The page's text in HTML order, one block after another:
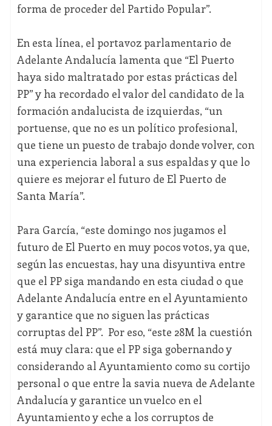
forma de proceder del Partido Popular”.
En esta línea, el portavoz parlamentario de
Adelante Andalucía lamenta que “El Puerto
haya sido maltratado por estas prácticas del
PP” y ha recordado el valor del candidato de la
formación andalucista de izquierdas, “un
portuense, que no es un político profesional,
que tiene un puesto de trabajo donde volver, con
una experiencia laboral a sus espaldas y que lo
quiere es mejorar el futuro de El Puerto de
Santa María”.
Para García, “este domingo nos jugamos el
futuro de El Puerto en muy pocos votos, ya que,
según las encuestas, hay una disyuntiva entre
que el PP siga mandando en esta ciudad o que
Adelante Andalucía entre en el Ayuntamiento
y garantice que no siguen las prácticas
corruptas del PP”. Por eso, “este 28M la cuestión
está muy clara: que el PP siga gobernando y
considerando al Ayuntamiento como su cortijo
personal o que entre la savia nueva de Adelante
Andalucía y garantice un vuelco en el
Ayuntamiento y eche a los corruptos de